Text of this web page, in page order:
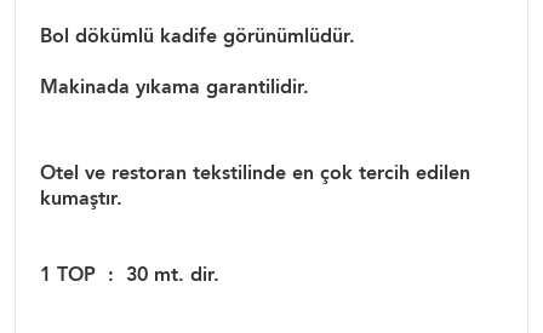
Bol dökümlü kadife görünümlüdür.
Makinada yıkama garantilidir.
Otel ve restoran tekstilinde en çok tercih edilen
kumaştır.
1 TOP : 30 mt. dir.